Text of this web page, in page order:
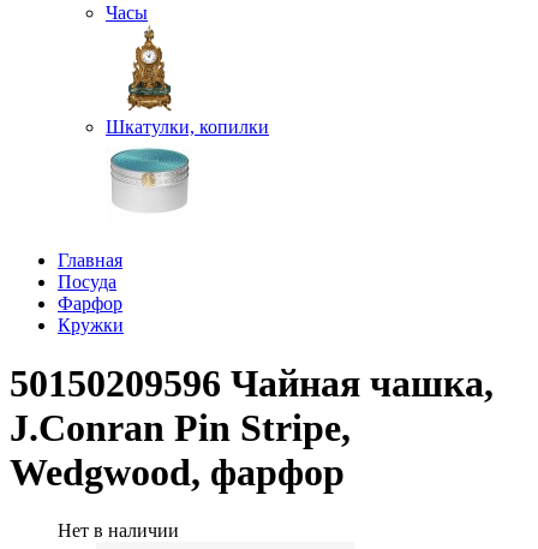
Часы
Шкатулки, копилки
Главная
Посуда
Фарфор
Кружки
50150209596 Чайная чашка,
J.Conran Pin Stripe,
Wedgwood, фарфор
Нет в наличии